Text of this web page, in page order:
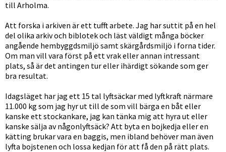
till Arholma.
Att forska i arkiven är ett tufft arbete. Jag har suttit på en hel
del olika arkiv och biblotek och läst väldigt många böcker
angående hembyggdsmiljö samt skärgårdsmiljö i forna tider.
Om man vill vara först på ett vrak eller annan intressant
plats, så är det antingen tur eller ihärdigt sökande som ger
bra resultat.
Idagsläget har jag ett 15 tal lyftsäckar med lyftkraft närmare
11.000 kg som jag hyr ut till de som vill bärga en båt eller
kanske ett stockankare, jag kan tänka mig att hyra ut eller
kanske sälja av någonlyftsäck? Att byta en bojkedja eller en
kätting brukar vara en baggis, men ibland behöver man även
lyfta bojstenen och lossa kedjan för att få den på rätt plats.